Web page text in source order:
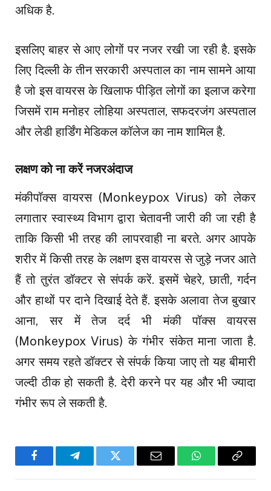
अधिक है.
इसलिए बाहर से आए लोगों पर नजर रखी जा रही है. इसके
लिए दिल्ली के तीन सरकारी अस्पताल का नाम सामने आया
है जो इस वायरस के खिलाफ पीड़ित लोगों का इलाज करेगा
जिसमें राम मनोहर लोहिया अस्पताल, सफदरजंग अस्पताल
और लेडी हार्डिंग मेडिकल कॉलेज का नाम शामिल है.
लक्षण को ना करें नजरअंदाज
मंकीपॉक्स वायरस (Monkeypox Virus) को लेकर
लगातार स्वास्थ्य विभाग द्वारा चेतावनी जारी की जा रही है
ताकि किसी भी तरह की लापरवाही ना बरते. अगर आपके
शरीर में किसी तरह के लक्षण इस वायरस से जुड़े नजर आते
हैं तो तुरंत डॉक्टर से संपर्क करें. इसमें चेहरे, छाती, गर्दन
और हाथों पर दाने दिखाई देते हैं. इसके अलावा तेज बुखार
आना, सर में तेज दर्द भी मंकी पॉक्स वायरस
(Monkeypox Virus) के गंभीर संकेत माना जाता है.
अगर समय रहते डॉक्टर से संपर्क किया जाए तो यह बीमारी
जल्दी ठीक हो सकती है. देरी करने पर यह और भी ज्यादा
गंभीर रूप ले सकती है.
FacebookTelegramTwitter Email WhatsAppCopy